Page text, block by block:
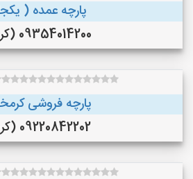
پارچه عمده (
09354014200 (کرج)
پارچه فروشی
09220842202 (کرج)